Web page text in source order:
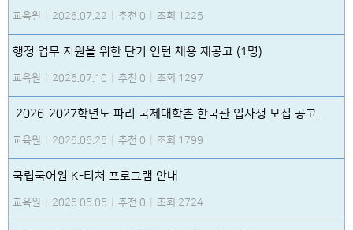
교육원 2026.07.22 추천 0 조회 1225
행정 업무 지원을 위한 단기 인턴 채용 재공고 (1명)
교육원 2026.07.10 추천 0 조회 1297
2026-2027학년도 파리 국제대학촌 한국관 입사생 모집 공고
교육원 2026.06.25 추천 0 조회 1799
국립국어원 K-티처 프로그램 안내
교육원 2026.05.05 추천 0 조회 2724